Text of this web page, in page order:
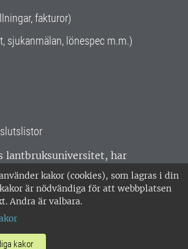
kakor (cookies), som lagras i din
är nödvändiga för att webbplatsen
Andra är valbara.
kakor
fakturor)
sjukanmälan, lönespec m.m.)
lantbruksuniversitet, har
hela Sverige. Huvudorter är
och Umeå.SLU är
enligt ISO 14001. •
Org nr: 202100-2817 •